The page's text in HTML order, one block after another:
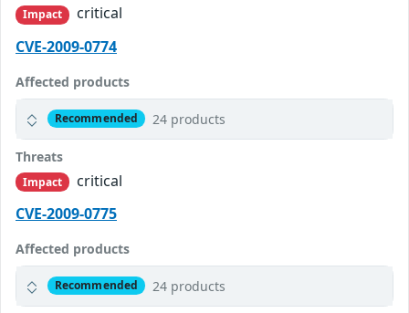
Impact
critical
CVE-2009-0774
Affected products
Recommended 24 products
Threats
Impact
critical
CVE-2009-0775
Affected products
Recommended 24 products